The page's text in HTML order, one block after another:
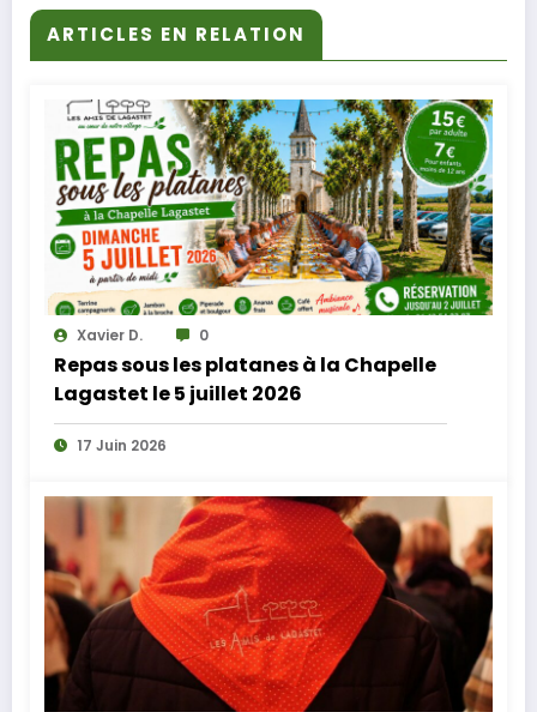
ARTICLES EN RELATION
Xavier D. 0
Repas sous les platanes à la Chapelle
Lagastet le 5 juillet 2026
17 Juin 2026